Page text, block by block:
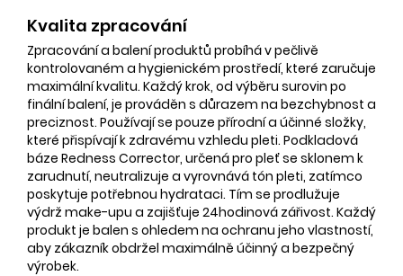
Kvalita zpracování
Zpracování a balení produktů probíhá v pečlivě
kontrolovaném a hygienickém prostředí, které zaručuje
maximální kvalitu. Každý krok, od výběru surovin po
finální balení, je prováděn s důrazem na bezchybnost a
preciznost. Používají se pouze přírodní a účinné složky,
které přispívají k zdravému vzhledu pleti. Podkladová
báze Redness Corrector, určená pro pleť se sklonem k
zarudnutí, neutralizuje a vyrovnává tón pleti, zatímco
poskytuje potřebnou hydrataci. Tím se prodlužuje
výdrž make-upu a zajišťuje 24hodinová zářivost. Každý
produkt je balen s ohledem na ochranu jeho vlastností,
aby zákazník obdržel maximálně účinný a bezpečný
výrobek.